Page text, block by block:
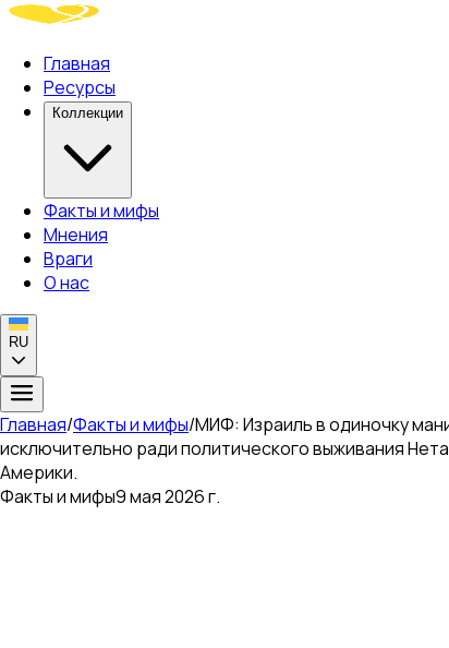
Главная
Ресурсы
Коллекции
Факты и мифы
Мнения
Враги
О нас
RU
Главная/Факты и мифы/МИФ: Израиль в одиночку
исключительно ради политического выживания
Америки.
Факты и мифы9 мая 2026 г.